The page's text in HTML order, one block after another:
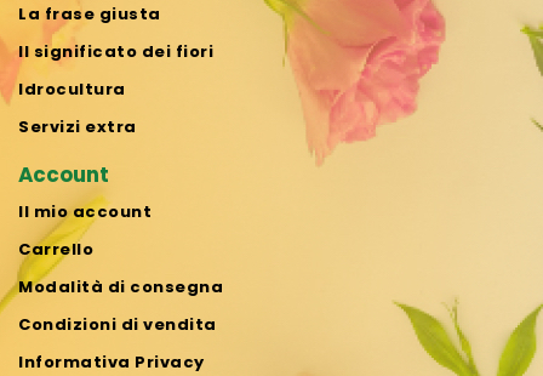
La frase giusta
Il significato dei fiori
Idrocultura
Servizi extra
Account
Il mio account
Carrello
Modalità di consegna
Condizioni di vendita
Informativa Privacy